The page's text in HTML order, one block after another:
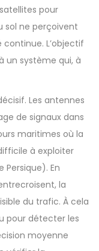
pour
sol ne perçoivent
L’objectif
un système qui, à
Les antennes
de signaux dans
maritimes où la
à exploiter
Persique). En
la
du trafic. À cela
pour détecter les
moyenne